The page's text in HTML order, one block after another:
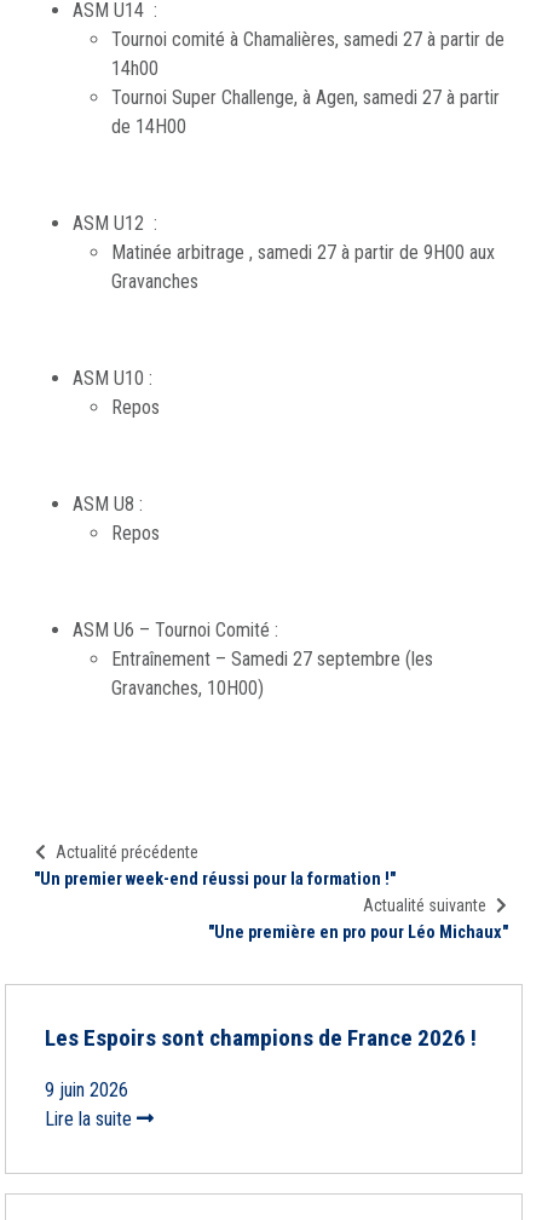
ASM U14 :
Tournoi comité à Chamalières, samedi 27 à partir de
14h00
Tournoi Super Challenge, à Agen, samedi 27 à partir
de 14H00
ASM U12 :
Matinée arbitrage , samedi 27 à partir de 9H00 aux
Gravanches
ASM U10 :
Repos
ASM U8 :
Repos
ASM U6 – Tournoi Comité :
Entraînement – Samedi 27 septembre (les
Gravanches, 10H00)
Actualité précédente
"Un premier week-end réussi pour la formation !"
Actualité suivante
"Une première en pro pour Léo Michaux"
Les Espoirs sont champions de France 2026 !
9 juin 2026
Lire la suite